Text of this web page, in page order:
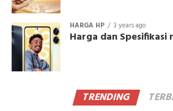
HARGA HP 3 years ago
Harga dan Spesifikasi
TRENDING